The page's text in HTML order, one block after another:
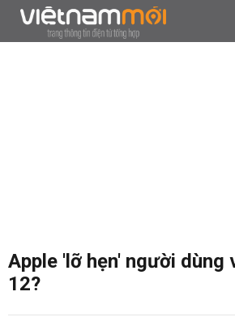
Apple 'lỡ hẹn' người dùng
12?